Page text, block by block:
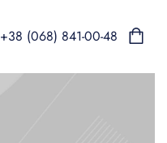
+38 (068) 841-00-48